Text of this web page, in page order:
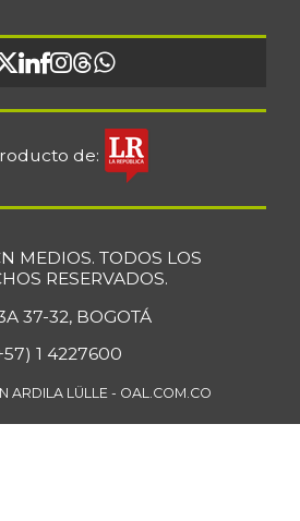
de:
MEDIOS. TODOS LOS
RESERVADOS.
37-32, BOGOTÁ
1 4227600
ARDILA LÜLLE - OAL.COM.CO